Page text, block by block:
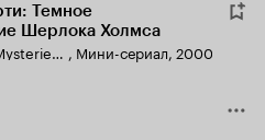
Темное
Шерлока Холмса
Murder Rooms: Mysteries of the Real Sherlock Holmes , Мини-сериал, 2000